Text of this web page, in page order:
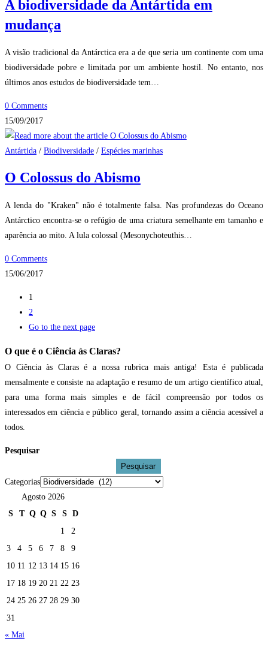
A biodiversidade da Antártida em
mudança
A visão tradicional da Antárctica era a de que seria um continente com uma
biodiversidade pobre e limitada por um ambiente hostil. No entanto, nos
últimos anos estudos de biodiversidade tem…
0 Comments
15/09/2017
Antártida / Biodiversidade / Espécies marinhas
O Colossus do Abismo
A lenda do "Kraken" não é totalmente falsa. Nas profundezas do Oceano
Antárctico encontra-se o refúgio de uma criatura semelhante em tamanho e
aparência ao mito. A lula colossal (Mesonychoteuthis…
0 Comments
15/06/2017
1
2
Go to the next page
O que é o Ciência às Claras?
O Ciência às Claras é a nossa rubrica mais antiga! Esta é publicada
mensalmente e consiste na adaptação e resumo de um artigo científico atual,
para uma forma mais simples e de fácil compreensão por todos os
interessados em ciência e público geral, tornando assim a ciência acessível a
todos.
Pesquisar
Pesquisar
Categorias
Agosto 2026
S
T Q Q S S D
1
2
3
4 5 6 7 8
9
10 11 12 13 14 15 16
17 18 19 20 21 22 23
24 25 26 27 28 29 30
31
« Mai